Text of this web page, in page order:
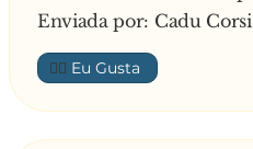
Enviada por: Cadu Corsi
👍🏼